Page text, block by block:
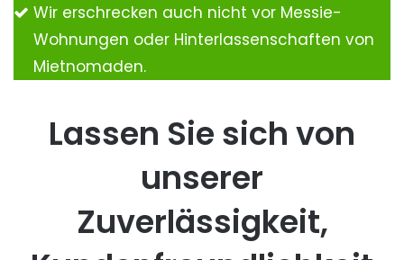
Wir erschrecken auch nicht vor Messie-
Wohnungen oder Hinterlassenschaften von
Mietnomaden.
Lassen Sie sich von
unserer
Zuverlässigkeit,